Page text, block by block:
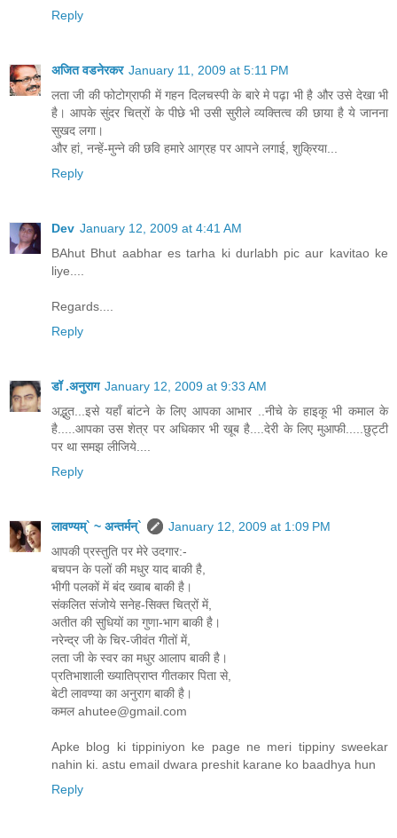
Reply
अजित वडनेरकर January 11, 2009 at 5:11 PM
लता जी की फोटोग्राफी में गहन दिलचस्पी के बारे मे पढ़ा भी है और उसे देखा भी
है। आपके सुंदर चित्रों के पीछे भी उसी सुरीले व्यक्तित्व की छाया है ये जानना
सुखद लगा।
और हां, नन्हें-मुन्ने की छवि हमारे आग्रह पर आपने लगाई, शुक्रिया...
Reply
Dev January 12, 2009 at 4:41 AM
BAhut Bhut aabhar es tarha ki durlabh pic aur kavitao ke
liye....
Regards....
Reply
डॉ .अनुराग January 12, 2009 at 9:33 AM
अद्भुत...इसे यहाँ बांटने के लिए आपका आभार ..नीचे के हाइकू भी कमाल के
है.....आपका उस शेत्र पर अधिकार भी खूब है....देरी के लिए मुआफी.....छुट्टी
पर था समझ लीजिये....
Reply
लावण्यम्` ~ अन्तर्मन्`
January 12, 2009 at 1:09 PM
आपकी प्रस्तुति पर मेरे उदगार:-
बचपन के पलों की मधुर याद बाकी है,
भीगी पलकों में बंद ख्वाब बाकी है।
संकलित संजोये सनेह-सिक्त चित्रों में,
अतीत की सुधियों का गुणा-भाग बाकी है।
नरेन्द्र जी के चिर-जीवंत गीतों में,
लता जी के स्वर का मधुर आलाप बाकी है।
प्रतिभाशाली ख्यातिप्राप्त गीतकार पिता से,
बेटी लावण्या का अनुराग बाकी है।
कमल ahutee@gmail.com
Apke blog ki tippiniyon ke page ne meri tippiny sweekar
nahin ki. astu email dwara preshit karane ko baadhya hun
Reply